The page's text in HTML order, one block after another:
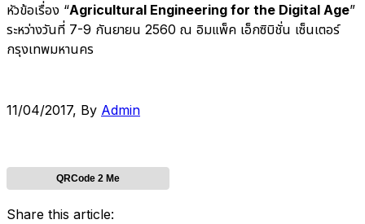
หัวข้อเรื่อง “Agricultural Engineering for the Digital Age”
ระหว่างวันที่ 7-9 กันยายน 2560 ณ อิมแพ็ค เอ็กซิบิชั่น เซ็นเตอร์
กรุงเทพมหานคร
11/04/2017, By Admin
QRCode 2 Me
Share this article: